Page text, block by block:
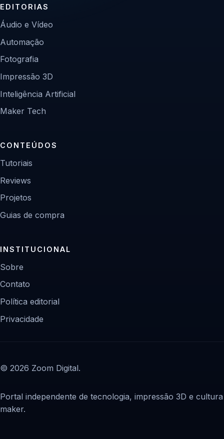
EDITORIAS
Áudio e Vídeo
Automação
Fotografia
Impressão 3D
Inteligência Artificial
Maker Tech
CONTEÚDOS
Tutoriais
Reviews
Projetos
Guias de compra
INSTITUCIONAL
Sobre
Contato
Política editorial
Privacidade
© 2026 Zoom Digital.
Portal independente de tecnologia, impressão 3D e cultura
maker.